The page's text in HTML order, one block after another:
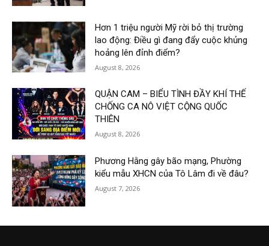
Hơn 1 triệu người Mỹ rời bỏ thị trường
lao động: Điều gì đang đẩy cuộc khủng
hoảng lên đỉnh điểm?
August 8, 2026
QUẬN CAM – BIỂU TÌNH ĐẦY KHÍ THẾ
CHỐNG CA NÔ VIỆT CỘNG QUỐC
THIÊN
August 8, 2026
Phương Hằng gây bão mạng, Phường
kiểu mẫu XHCN của Tô Lâm đi về đâu?
August 7, 2026